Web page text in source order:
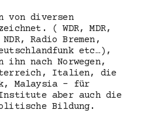
von diversen
( WDR, MDR,
Radio Bremen,
etc…),
nach Norwegen,
Italien, die
Malaysia – für
Institute aber auch die
Bildung.